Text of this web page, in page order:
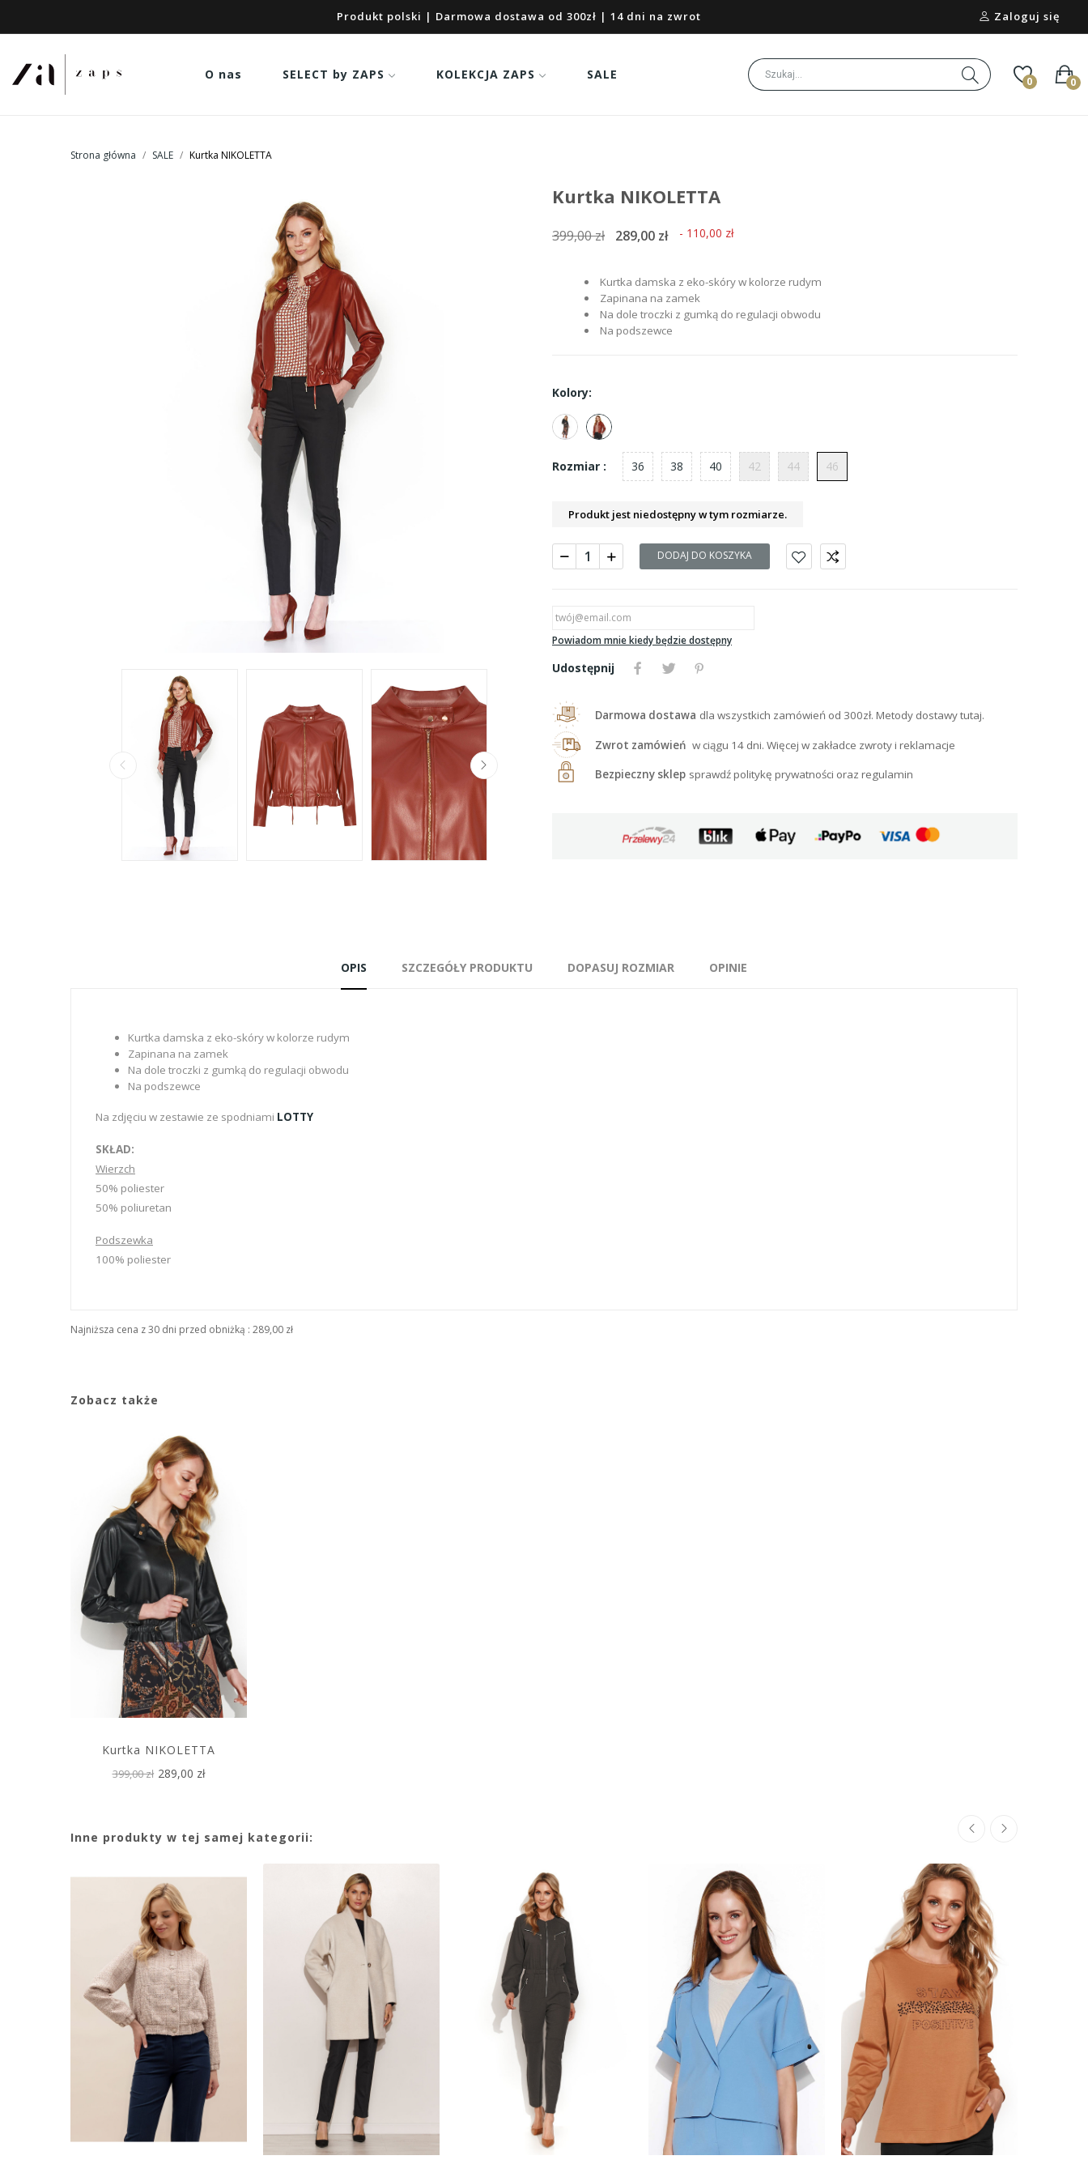
Produkt polski | Darmowa dostawa od 300zł | 14 dni na zwrot Zaloguj się
O nas SELECT by ZAPS KOLEKCJA ZAPS SALE 0 0
Strona główna SALE Kurtka NIKOLETTA
Kurtka NIKOLETTA
399,00 zł 289,00 zł - 110,00 zł
Kurtka damska z eko-skóry w kolorze rudym
Zapinana na zamek
Na dole troczki z gumką do regulacji obwodu
Na podszewce
Kolory:
Rozmiar : 36 38 40 42 44 46
Produkt jest niedostępny w tym rozmiarze.
DODAJ DO KOSZYKA
Powiadom mnie kiedy będzie dostępny
Udostępnij
Darmowa dostawa dla wszystkich zamówień od 300zł. Metody dostawy tutaj.
Zwrot zamówień w ciągu 14 dni. Więcej w zakładce zwroty i reklamacje
Bezpieczny sklep sprawdź politykę prywatności oraz regulamin
OPIS SZCZEGÓŁY PRODUKTU DOPASUJ ROZMIAR OPINIE
Kurtka damska z eko-skóry w kolorze rudym
Zapinana na zamek
Na dole troczki z gumką do regulacji obwodu
Na podszewce
Na zdjęciu w zestawie ze spodniami LOTTY
SKŁAD:
Wierzch
50% poliester
50% poliuretan
Podszewka
100% poliester
Najniższa cena z 30 dni przed obniżką : 289,00 zł
Zobacz także
Kurtka NIKOLETTA
399,00 zł 289,00 zł
Inne produkty w tej samej kategorii: